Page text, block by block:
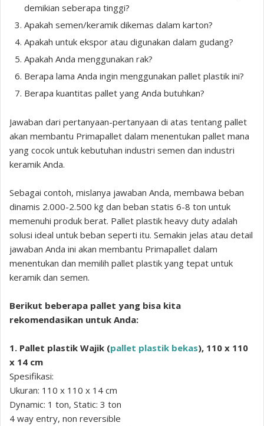
demikian seberapa tinggi?
Apakah semen/keramik dikemas dalam karton?
Apakah untuk ekspor atau digunakan dalam gudang?
Apakah Anda menggunakan rak?
Berapa lama Anda ingin menggunakan pallet plastik ini?
Berapa kuantitas pallet yang Anda butuhkan?
Jawaban dari pertanyaan-pertanyaan di atas tentang pallet
akan membantu Primapallet dalam menentukan pallet mana
yang cocok untuk kebutuhan industri semen dan industri
keramik Anda.
Sebagai contoh, mislanya jawaban Anda, membawa beban
dinamis 2.000-2.500 kg dan beban statis 6-8 ton untuk
memenuhi produk berat. Pallet plastik heavy duty adalah
solusi ideal untuk beban seperti itu. Semakin jelas atau detail
jawaban Anda ini akan membantu Primapallet dalam
menentukan dan memilih pallet plastik yang tepat untuk
keramik dan semen.
Berikut beberapa pallet yang bisa kita
rekomendasikan untuk Anda:
1. Pallet plastik Wajik (pallet plastik bekas), 110 x 110
x 14 cm
Spesifikasi:
Ukuran: 110 x 110 x 14 cm
Dynamic: 1 ton, Static: 3 ton
4 way entry, non reversible